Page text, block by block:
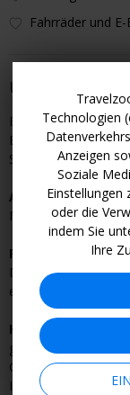
Fahrräder und
Über das Hotel
Es gibtkeine
Bereiche sind
Sie das Hotel vorab
Anreise mit
Maximalbelegung: 2
Parken
am Hotel
Diese zahlen Sie
es keine Tiefgarage
Hunde
(maximal 2
gegen Gebühr von
Größe und Gewicht
Informationen
Technologien
Anzeigen
Soziale
Einstellungen
oder die
indem Sie
Ihre